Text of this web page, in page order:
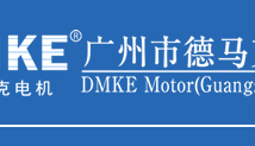
)有限公司